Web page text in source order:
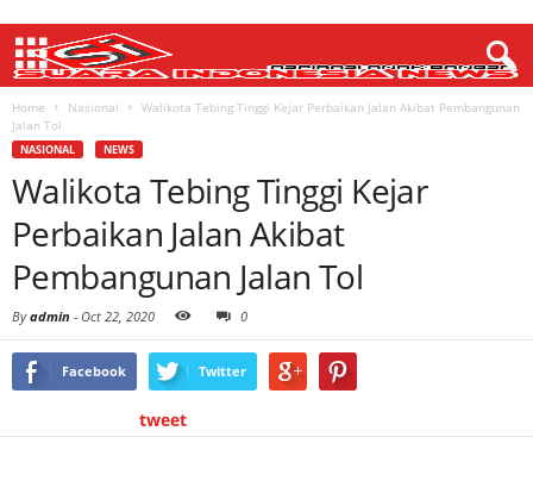
Home Nasional
Walikota Tebing Tinggi Kejar Perbaikan Jalan Akibat Pembangunan
Jalan Tol
NASIONAL NEWS
Walikota Tebing Tinggi Kejar
Perbaikan Jalan Akibat
Pembangunan Jalan Tol
Byadmin - Oct 22, 2020 0
Facebook Twitter
tweet